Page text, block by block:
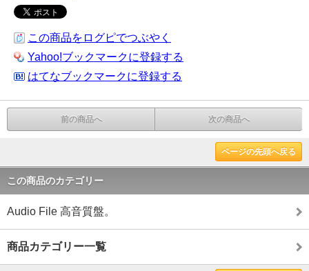
この商品をログピでつぶやく
Yahoo!ブックマークに登録する
はてなブックマークに登録する
前の商品へ 次の商品へ
ページの先頭へ戻る
この商品のカテゴリー
Audio File 高音質盤。
商品カテゴリー一覧